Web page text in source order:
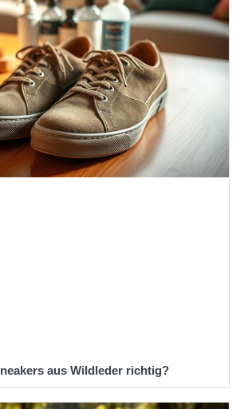
aus Wildleder richtig?